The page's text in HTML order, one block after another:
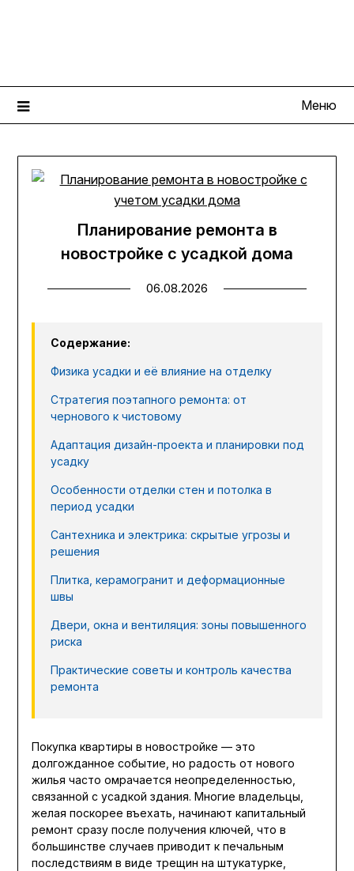
Меню
Планирование ремонта в
новостройке с усадкой дома
06.08.2026
Содержание:
Физика усадки и её влияние на отделку
Стратегия поэтапного ремонта: от
чернового к чистовому
Адаптация дизайн-проекта и планировки под
усадку
Особенности отделки стен и потолка в
период усадки
Сантехника и электрика: скрытые угрозы и
решения
Плитка, керамогранит и деформационные
швы
Двери, окна и вентиляция: зоны повышенного
риска
Практические советы и контроль качества
ремонта
Покупка квартиры в новостройке — это
долгожданное событие, но радость от нового
жилья часто омрачается неопределенностью,
связанной с усадкой здания. Многие владельцы,
желая поскорее въехать, начинают капитальный
ремонт сразу после получения ключей, что в
большинстве случаев приводит к печальным
последствиям в виде трещин на штукатурке,